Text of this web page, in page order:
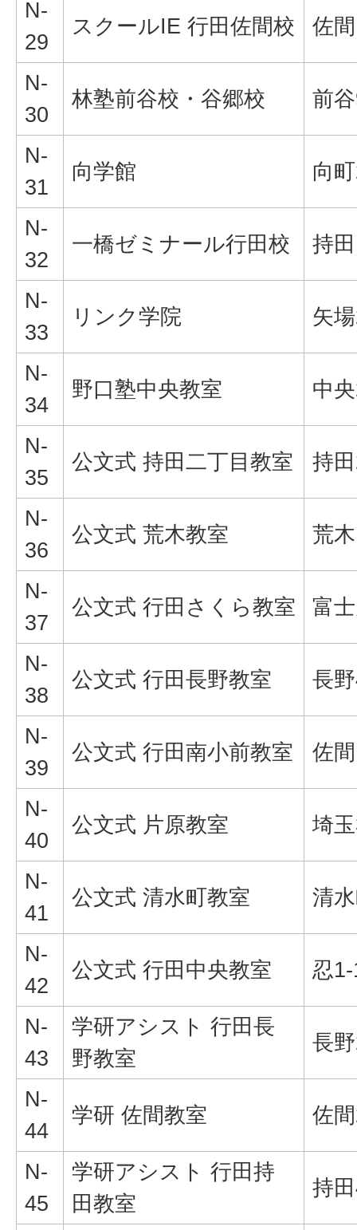
N-
29
スクールIE 行田佐間校 佐
N-
30
林塾前谷校・谷郷校 前
N-
31
向学館 向
N-
32
一橋ゼミナール行田校 持
N-
33
リンク学院 矢
N-
34
野口塾中央教室 中
N-
35
公文式 持田二丁目教室 持
N-
36
公文式 荒木教室 荒
N-
37
公文式 行田さくら教室 富
N-
38
公文式 行田長野教室 長
N-
39
公文式 行田南小前教室 佐
N-
40
公文式 片原教室 埼
N-
41
公文式 清水町教室 清
N-
42
公文式 行田中央教室 忍
N-
43
学研アシスト 行田長
野教室
長
N-
44
学研 佐間教室 佐
N-
45
学研アシスト 行田持
田教室
持